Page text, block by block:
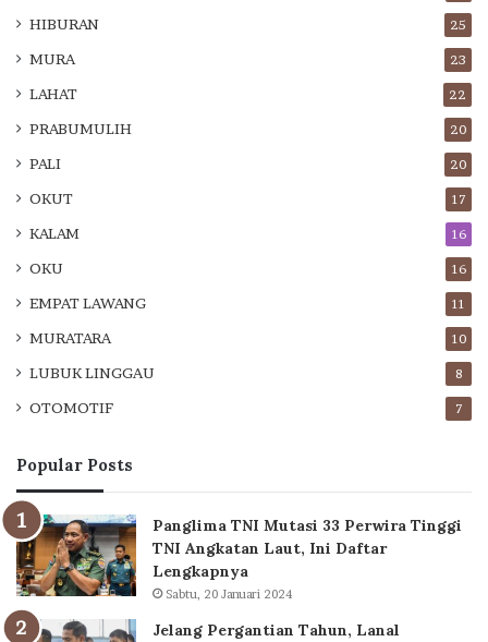
HIBURAN 25
MURA 23
LAHAT 22
PRABUMULIH 20
PALI 20
OKUT 17
KALAM 16
OKU 16
EMPAT LAWANG 11
MURATARA 10
LUBUK LINGGAU 8
OTOMOTIF 7
Popular Posts
Panglima TNI Mutasi 33 Perwira Tinggi
TNI Angkatan Laut, Ini Daftar
Lengkapnya
Sabtu, 20 Januari 2024
Jelang Pergantian Tahun, Lanal